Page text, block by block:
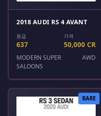
2018 AUDI RS 4 AVANT
등급
637
가격
50,000 CR
MODERN SUPER
SALOONS
AWD
RARE